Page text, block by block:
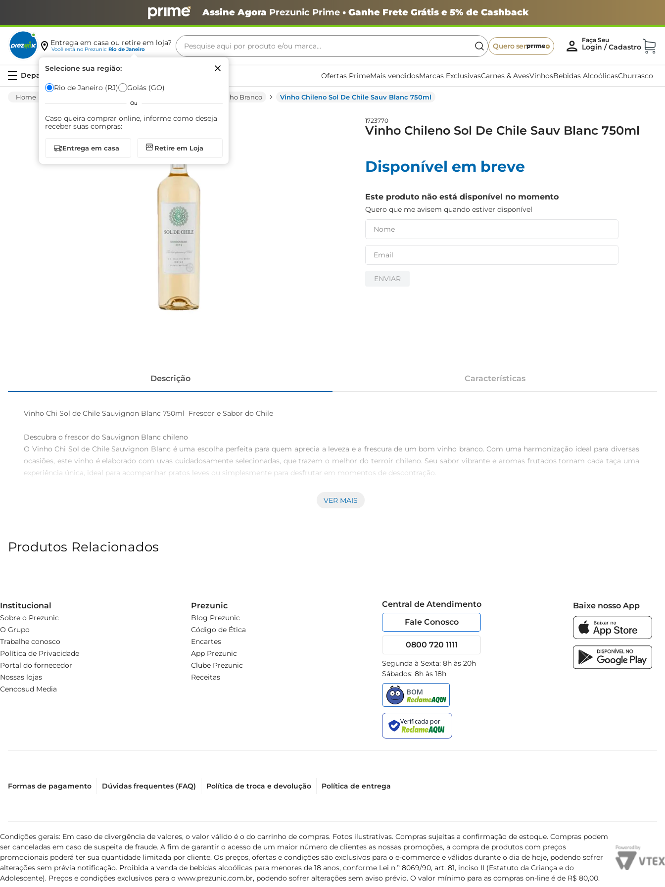
Assine Agora Prezunic Prime• Ganhe Frete Grátis e 5% de Cashback
Entrega em casa ou retire em loja?
Você está no Prezunic Rio de Janeiro
Selecione sua região:
Rio de Janeiro (RJ) Goiás (GO)
Ou
Caso queira comprar online, informe como deseja
receber suas compras:
Entrega em casa Retire em Loja
Pesquise aqui por produto e/ou marca...
Quero ser
Ofertas PrimeMais vendidosMarcas ExclusivasCarnes & AvesVinhosBebidas AlcoólicasChurrasco
Vinho Branco Vinho Chileno Sol De Chile Sauv Blanc 750ml
1723770
Vinho Chileno Sol De Chile Sauv Blanc 750ml
Disponível em breve
Este produto não está disponível no momento
Quero que me avisem quando estiver disponível
ENVIAR
Descrição Características
Vinho Chi Sol de Chile Sauvignon Blanc 750ml  Frescor e Sabor do Chile
Descubra o frescor do Sauvignon Blanc chileno
O Vinho Chi Sol de Chile Sauvignon Blanc é uma escolha perfeita para quem aprecia a leveza e a frescura de um bom vinho branco. Com uma harmonização ideal para diversas
ocasiões, este vinho é elaborado com uvas cuidadosamente selecionadas, que trazem o melhor do terroir chileno. Seu sabor vibrante e aromas frutados tornam cada taça uma
experiência única, ideal para acompanhar pratos leves ou simplesmente para desfrutar em momentos de descontração.
Experimente o Vinho Chi Sol de Chile Sauvignon Blanc e deixese levar por uma viagem de sabores que só o Chile pode oferecer.
VER MAIS
Produtos Relacionados
Institucional
Sobre o Prezunic
O Grupo
Trabalhe conosco
Política de Privacidade
Portal do fornecedor
Nossas lojas
Cencosud Media
Prezunic
Blog Prezunic
Código de Ética
Encartes
App Prezunic
Clube Prezunic
Receitas
Central de Atendimento
Fale Conosco
0800 720 1111
Segunda à Sexta: 8h às 20h
Sábados: 8h às 18h
Baixe nosso App
Formas de pagamento Dúvidas frequentes (FAQ) Política de troca e devolução Política de entrega
Condições gerais: Em caso de divergência de valores, o valor válido é o do carrinho de compras. Fotos ilustrativas. Compras sujeitas a confirmação de estoque. Compras podem
ser canceladas em caso de suspeita de fraude. A fim de garantir o acesso de um maior número de clientes as nossas promoções, a compra de produtos com preços
promocionais poderá ter sua quantidade limitada por cliente. Os preços, ofertas e condições são exclusivos para o e-commerce e válidos durante o dia de hoje, podendo sofrer
alterações sem prévia notificação. Proibida a venda de bebidas alcoólicas para menores de 18 anos, conforme Lei n.º 8069/90, art. 81, inciso II (Estatuto da Criança e do
Adolescente). Preços e condições exclusivos para o www.prezunic.com.br, podendo sofrer alterações sem aviso prévio. O valor mínimo para as compras on-line é de R$ 80,00.
Termos mais buscados
café
biscoito
arroz